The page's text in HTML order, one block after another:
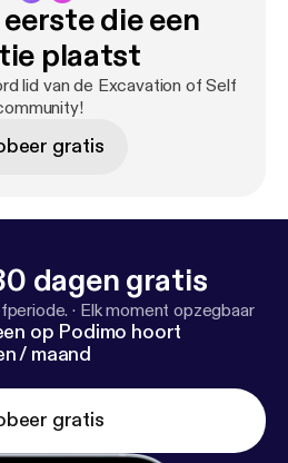
die een
plaatst
lid van de Excavation of Self
gratis
dagen gratis
· Elk moment opzegbaar
op Podimo hoort
/ maand
gratis